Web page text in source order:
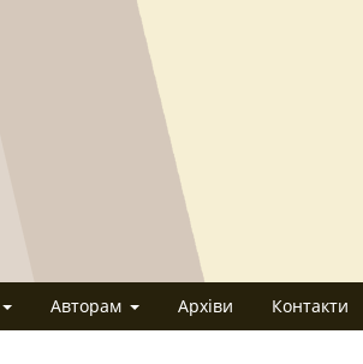
Авторам Архіви Контакти